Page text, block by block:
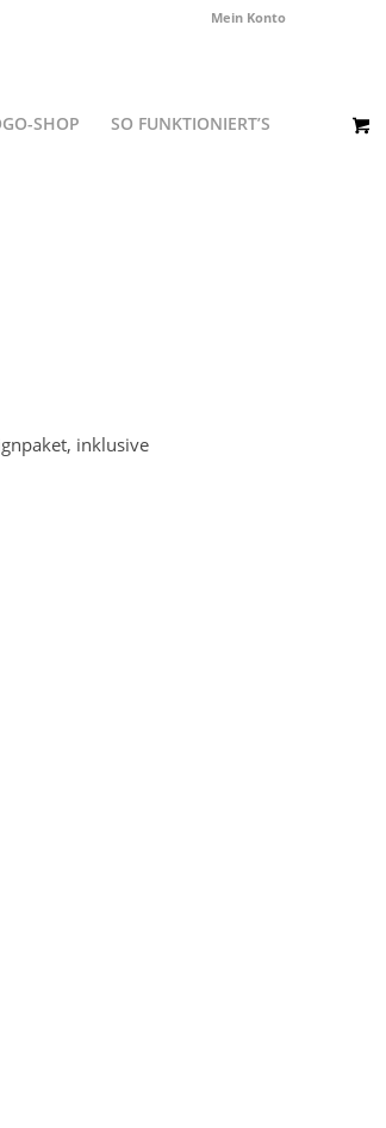
Mein Konto
SHOP SO FUNKTIONIERT’S
inklusive